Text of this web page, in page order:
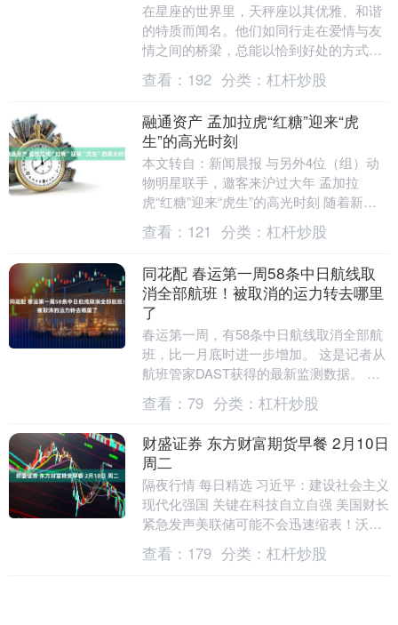
在星座的世界里，天秤座以其优雅、和谐
的特质而闻名。他们如同行走在爱情与友
情之间的桥梁，总能以恰到好处的方式表
达自己的情感。今天，让我们一同探讨天
秤座在陷入爱河时....
查看： 192 分类： 杠杆炒股
融通资产 孟加拉虎“红糖”迎来“虎
生”的高光时刻
本文转自：新闻晨报 与另外4位（组）动
物明星联手，邀客来沪过大年 孟加拉
虎“红糖”迎来“虎生”的高光时刻 随着新春
脚步临近，上海动物园内备受游客喜爱的
孟加拉虎“....
查看： 121 分类： 杠杆炒股
同花配 春运第一周58条中日航线取
消全部航班！被取消的运力转去哪里
了
春运第一周，有58条中日航线取消全部航
班，比一月底时进一步增加。 这是记者从
航班管家DAST获得的最新监测数据。 与
此同时，中国香港、泰国、韩国依然是国
人春节出....
查看： 79 分类： 杠杆炒股
财盛证券 东方财富期货早餐 2月10日
周二
隔夜行情 每日精选 习近平：建设社会主义
现代化强国 关键在科技自立自强 美国财长
紧急发声美联储可能不会迅速缩表！沃什
的新政猜想 中东持续拉响警报！石化市场
被大....
查看： 179 分类： 杠杆炒股